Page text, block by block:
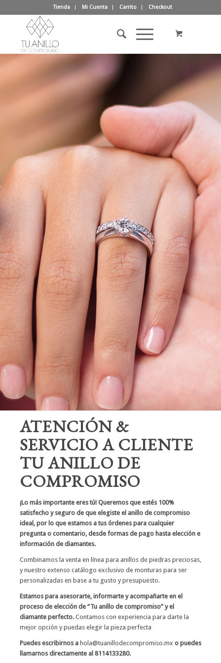
Tienda Mi Cuenta Carrito Checkout
ATENCIÓN &
SERVICIO A CLIENTE
TU ANILLO DE
COMPROMISO
¡Lo más importante eres tú! Queremos que estés 100%
satisfecho y seguro de que elegiste el anillo de compromiso
ideal, por lo que estamos a tus órdenes para cualquier
pregunta o comentario, desde formas de pago hasta elección e
información de diamantes.
Combinamos la venta en línea para anillos de piedras preciosas,
y nuestro extenso catálogo exclusivo de monturas para ser
personalizadas en base a tu gusto y presupuesto.
Estamos para asesorarte, informarte y acompañarte en el
proceso de elección de “Tu anillo de compromiso” y el
diamante perfecto.Contamos con experiencia para darte la
mejor opción y puedas elegir la pieza perfecta
Puedes escribirnos a hola@tuanillodecompromiso.mx o puedes
llamarnos directamente al 8114133280.